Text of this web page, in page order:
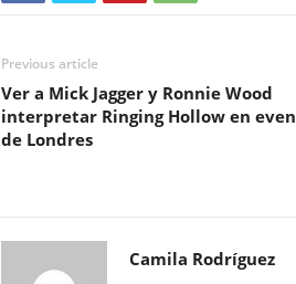
Previous article
Ver a Mick Jagger y Ronnie Wood
interpretar Ringing Hollow en
de Londres
Camila Rodríguez